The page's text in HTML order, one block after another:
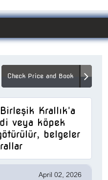
Check Price and Book
Krallık'a
veya köpek
belgeler
April 02, 2026